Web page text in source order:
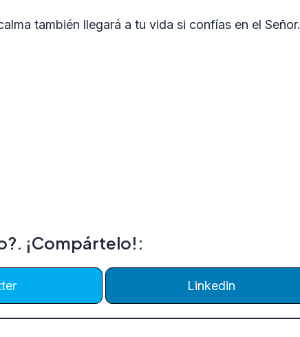
también llegará a tu vida si confías en el Señor.
¡Compártelo!:
Linkedin